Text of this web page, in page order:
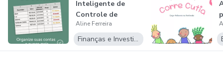
Inteligente de
Controle de
Contas
Aline Ferreira
Finanças e Investimentos